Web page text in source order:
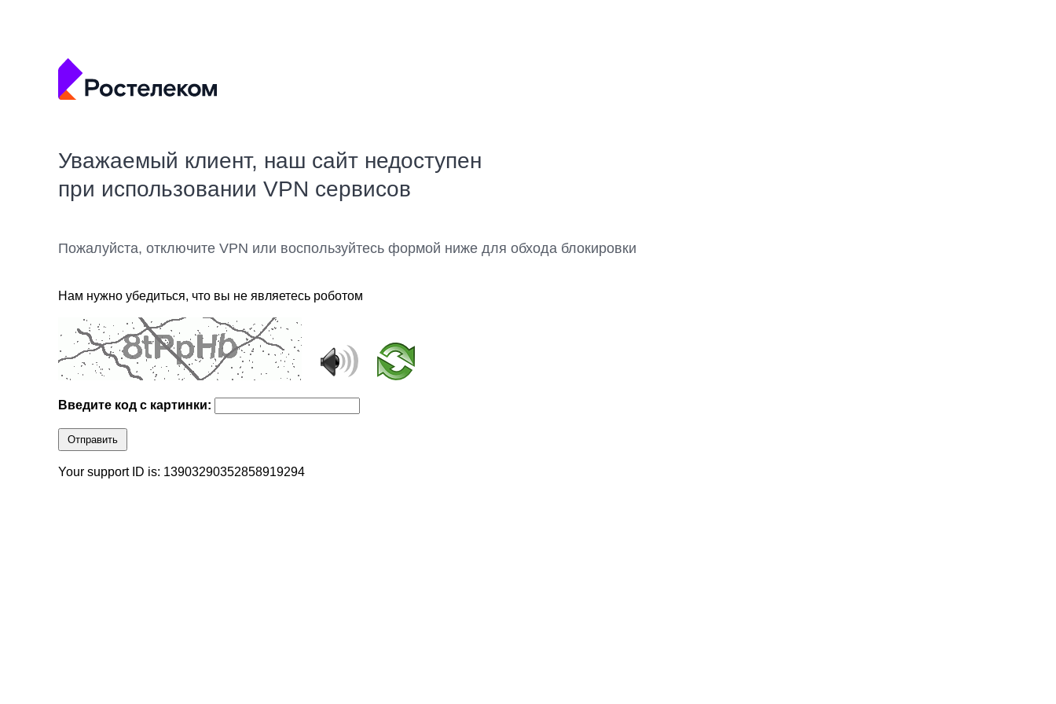
Уважаемый клиент, наш сайт недоступен
при использовании VPN сервисов
Пожалуйста, отключите VPN или воспользуйтесь формой ниже для обхода блокировки
Нам нужно убедиться, что вы не являетесь роботом
Введите код с картинки:
Отправить
Your support ID is: 13903290352858919294